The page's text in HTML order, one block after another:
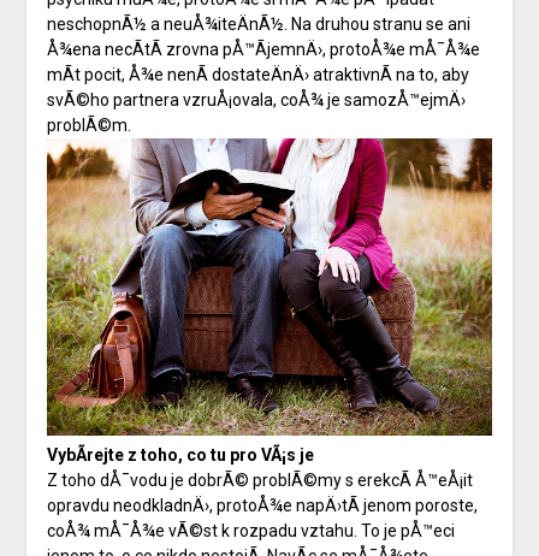
neschopnÃ½ a neuÅ¾iteÄnÃ½. Na druhou stranu se ani
Å¾ena necÃ­tÃ­ zrovna pÅ™Ã­jemnÄ›, protoÅ¾e mÅ¯Å¾e
mÃ­t pocit, Å¾e nenÃ­ dostateÄnÄ› atraktivnÃ­ na to, aby
svÃ©ho partnera vzruÅ¡ovala, coÅ¾ je samozÅ™ejmÄ›
problÃ©m.
VybÃ­rejte z toho, co tu pro VÃ¡s je
Z toho dÅ¯vodu je dobrÃ© problÃ©my s erekcÃ­ Å™eÅ¡it
opravdu neodkladnÄ›, protoÅ¾e napÄ›tÃ­ jenom poroste,
coÅ¾ mÅ¯Å¾e vÃ©st k rozpadu vztahu. To je pÅ™eci